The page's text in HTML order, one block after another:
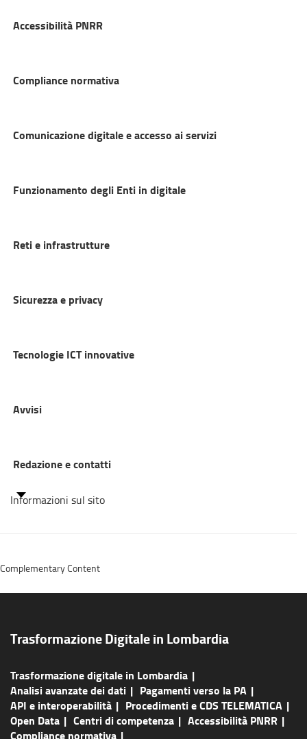
Accessibilità PNRR
Compliance normativa
Comunicazione digitale e accesso ai servizi
Funzionamento degli Enti in digitale
Reti e infrastrutture
Sicurezza e privacy
Tecnologie ICT innovative
Avvisi
Redazione e contatti
Informazioni sul sito
Trasformazione Digitale in Lombardia
Trasformazione digitale in Lombardia
Analisi avanzate dei dati
Pagamenti verso la PA
API e interoperabilità
Procedimenti e CDS TELEMATICA
Open Data
Centri di competenza
Accessibilità PNRR
Compliance normativa
Complementary Content